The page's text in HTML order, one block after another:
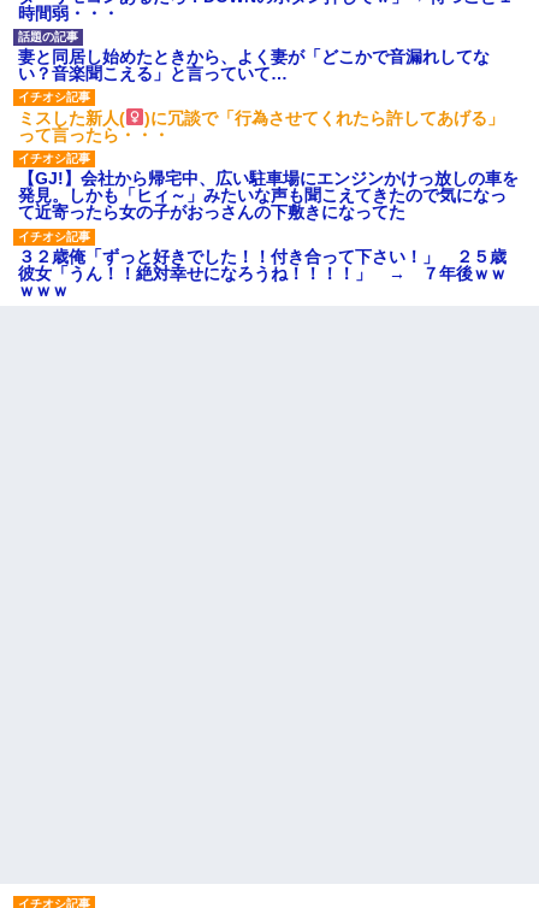
時間弱・・・
妻と同居し始めたときから、よく妻が「どこかで音漏れしてな
い？音楽聞こえる」と言っていて…
ミスした新人(
)に冗談で「行為させてくれたら許してあげる」
って言ったら・・・
【GJ!】会社から帰宅中、広い駐車場にエンジンかけっ放しの車を
発見。しかも「ヒィ～」みたいな声も聞こえてきたので気になっ
て近寄ったら女の子がおっさんの下敷きになってた
３２歳俺「ずっと好きでした！！付き合って下さい！」 ２５歳
彼女「うん！！絶対幸せになろうね！！！！」 → ７年後ｗｗ
ｗｗｗ